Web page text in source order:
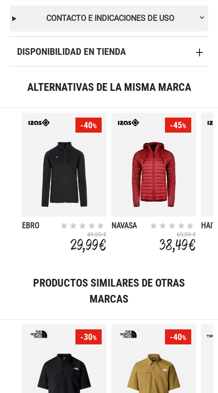
CONTACTO E INDICACIONES DE USO
DISPONIBILIDAD EN TIENDA
ALTERNATIVAS DE LA MISMA MARCA
-40%
EBRO
49,99 €
29,99 €
-45%
NAVASA
69,99 €
38,49 €
HAITI
PRODUCTOS SIMILARES DE OTRAS
MARCAS
-30% -40%